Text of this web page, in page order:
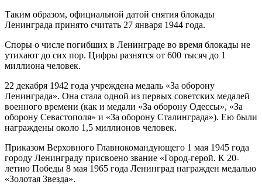
Таким образом, официальной датой снятия блокады
Ленинграда принято считать 27 января 1944 года.
Споры о числе погибших в Ленинграде во время блокады не
утихают до сих пор. Цифры разнятся от 600 тысяч до 1
миллиона человек.
22 декабря 1942 года учреждена медаль «За оборону
Ленинграда». Она стала одной из первых советских медалей
военного времени (как и медали «За оборону Одессы», «За
оборону Севастополя» и «За оборону Сталинграда»). Ею были
награждены около 1,5 миллионов человек.
Приказом Верховного Главнокомандующего 1 мая 1945 года
городу Ленинграду присвоено звание «Город-герой. К 20-
летию Победы 8 мая 1965 года Ленинград награжден медалью
«Золотая Звезда».